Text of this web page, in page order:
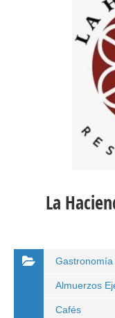
La
Gastronomía
Almuerzos
Cafés